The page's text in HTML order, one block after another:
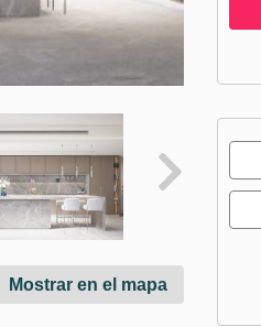
Mostrar en el mapa